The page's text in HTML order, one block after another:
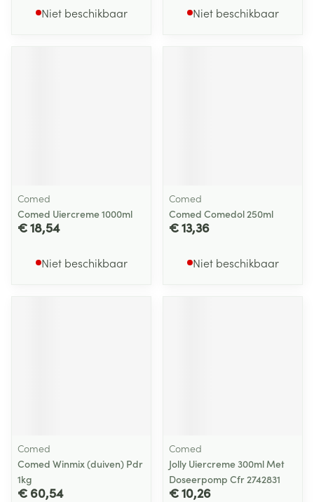
Niet beschikbaar Niet beschikbaar
Comed
Comed Uiercreme 1000ml
€ 18,54
Niet beschikbaar
Comed
Comed Comedol 250ml
€ 13,36
Niet beschikbaar
Comed
Comed Winmix (duiven) Pdr
1kg
€ 60,54
Comed
Jolly Uiercreme 300ml Met
Doseerpomp Cfr 2742831
€ 10,26